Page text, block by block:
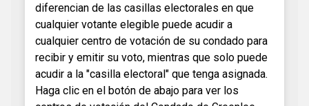
diferencian de las casillas electorales en que
cualquier votante elegible puede acudir a
cualquier centro de votación de su condado para
recibir y emitir su voto, mientras que solo puede
acudir a la "casilla electoral" que tenga asignada.
Haga clic en el botón de abajo para ver los